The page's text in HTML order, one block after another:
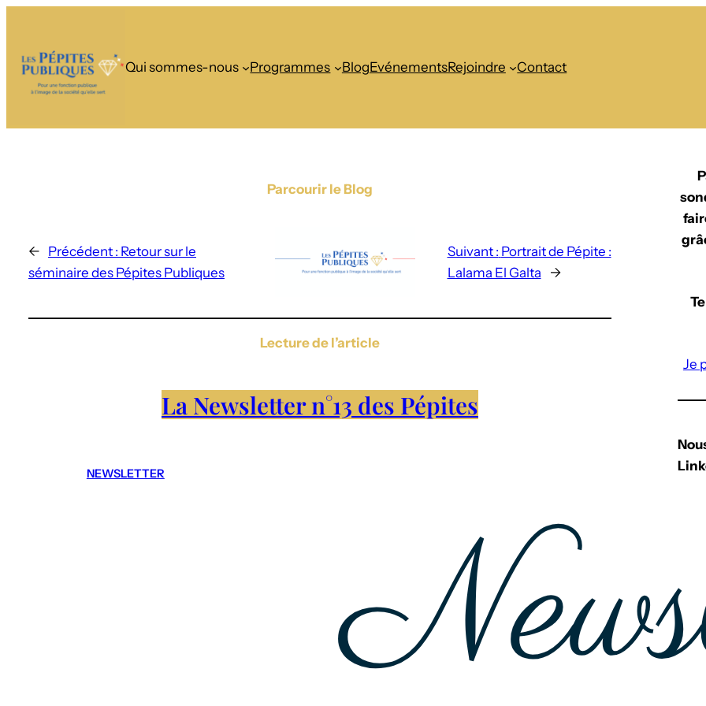
Qui sommes-nous Programmes BlogEvénementsRejoindre Contact
Parcourir le Blog
← Précédent : Retour sur le
séminaire des Pépites Publiques
Suivant : Portrait de Pépite :
Lalama El Galta
→
Lecture de l’article
La Newsletter n°13 des Pépites
NEWSLETTER
Je
–